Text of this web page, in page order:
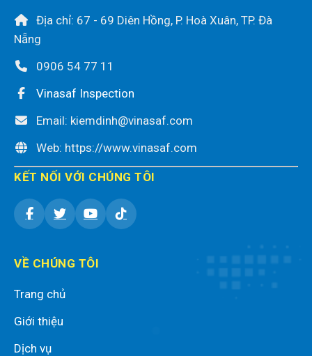
Địa chỉ: 67 - 69 Diên Hồng, P. Hoà Xuân, TP. Đà
Nẵng
0906 54 77 11
Vinasaf Inspection
Email: kiemdinh@vinasaf.com
Web: https://www.vinasaf.com
KẾT NỐI VỚI CHÚNG TÔI
VỀ CHÚNG TÔI
Trang chủ
Giới thiệu
Dịch vụ